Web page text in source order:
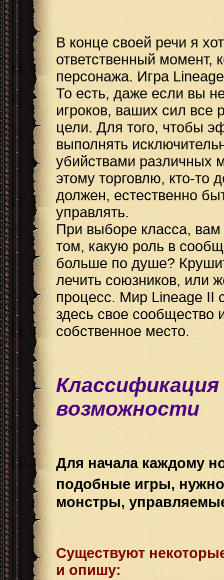
В конце своей речи я
ответственный момент,
персонажа. Игра
То есть, даже если вы
игроков, ваших сил все
цели. Для того, чтобы
выполнять
убийствами различных
этому торговлю, кто-то
должен, естественно
управлять.
При выборе класса,
том, какую роль в
больше по душе?
лечить союзников, или
процесс. Мир Lineage II
здесь свое сообщество
собственное место.
возможности
Для начала каждому
подобные игры, нужно
монстры,
Существуют
и опишу: